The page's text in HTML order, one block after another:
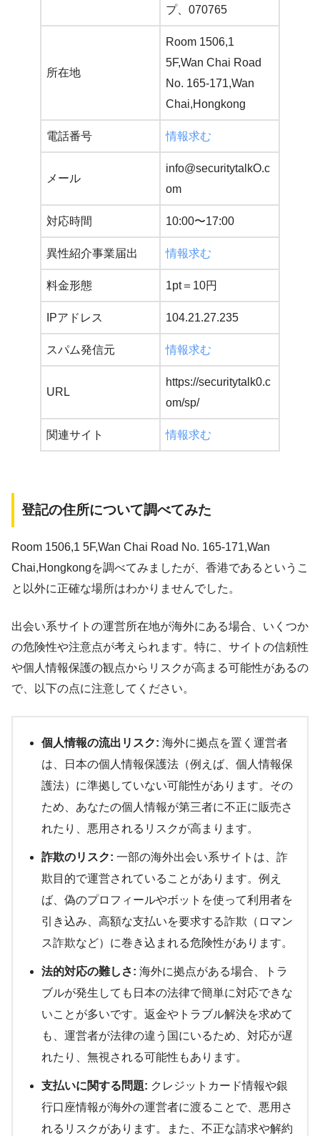
プ、070765
所在地
Room 1506,1
5F,Wan Chai Road
No. 165-171,Wan
Chai,Hongkong
電話番号 情報求む
メール
info@securitytalkO.c
om
対応時間 10:00〜17:00
異性紹介事業届出 情報求む
料金形態 1pt＝10円
IPアドレス 104.21.27.235
スパム発信元 情報求む
URL
https://securitytalk0.c
om/sp/
関連サイト 情報求む
登記の住所について調べてみた
Room 1506,1 5F,Wan Chai Road No. 165-171,Wan
Chai,Hongkongを調べてみましたが、香港であるというこ
と以外に正確な場所はわかりませんでした。
出会い系サイトの運営所在地が海外にある場合、いくつか
の危険性や注意点が考えられます。特に、サイトの信頼性
や個人情報保護の観点からリスクが高まる可能性があるの
で、以下の点に注意してください。
個人情報の流出リスク: 海外に拠点を置く運営者
は、日本の個人情報保護法（例えば、個人情報保
護法）に準拠していない可能性があります。その
ため、あなたの個人情報が第三者に不正に販売さ
れたり、悪用されるリスクが高まります。
詐欺のリスク: 一部の海外出会い系サイトは、詐
欺目的で運営されていることがあります。例え
ば、偽のプロフィールやボットを使って利用者を
引き込み、高額な支払いを要求する詐欺（ロマン
ス詐欺など）に巻き込まれる危険性があります。
法的対応の難しさ: 海外に拠点がある場合、トラ
ブルが発生しても日本の法律で簡単に対応できな
いことが多いです。返金やトラブル解決を求めて
も、運営者が法律の違う国にいるため、対応が遅
れたり、無視される可能性もあります。
支払いに関する問題: クレジットカード情報や銀
行口座情報が海外の運営者に渡ることで、悪用さ
れるリスクがあります。また、不正な請求や解約